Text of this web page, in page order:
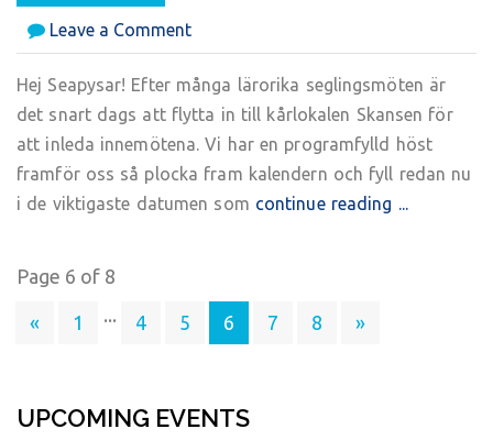
Leave a Commenton
Seaboys
Infomail
10/2022
Hej Seapysar! Efter många lärorika seglingsmöten är
det snart dags att flytta in till kårlokalen Skansen för
att inleda innemötena. Vi har en programfylld höst
framför oss så plocka fram kalendern och fyll redan nu
i de viktigaste datumen som continue reading ...
Page 6 of 8
« 1 ... 4 5 6 7 8 »
UPCOMING EVENTS